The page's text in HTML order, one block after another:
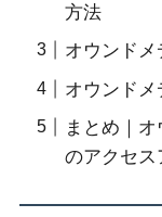
方法
オウンドメ
オウンド
まとめ｜
のアクセス